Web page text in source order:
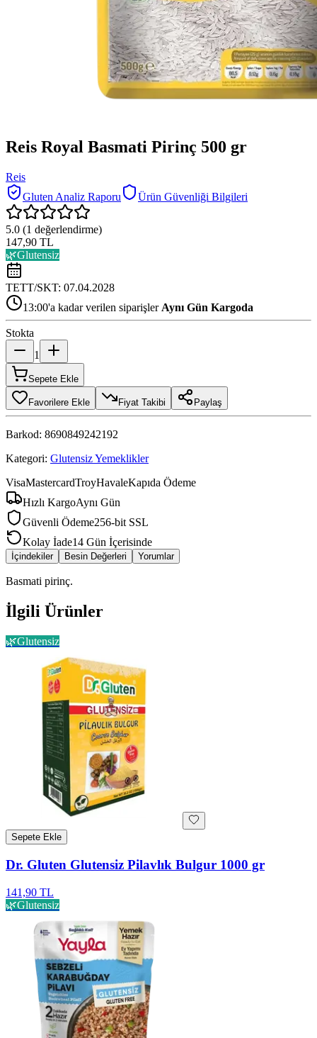
Reis Royal Basmati Pirinç 500 gr
Reis
Gluten Analiz Raporu
Ürün Güvenliği Bilgileri
5.0 (1 değerlendirme)
147,90 TL
🌿Glutensiz
TETT/SKT: 07.04.2028
13:00'a kadar verilen siparişler Aynı Gün Kargoda
Stokta
1
Sepete Ekle
Favorilere Ekle Fiyat Takibi Paylaş
Barkod: 8690849242192
Kategori: Glutensiz Yemeklikler
VisaMastercardTroyHavaleKapıda Ödeme
Hızlı KargoAynı Gün
Güvenli Ödeme256-bit SSL
Kolay İade14 Gün İçerisinde
İçindekiler Besin Değerleri Yorumlar
Basmati pirinç.
İlgili Ürünler
🌿Glutensiz
Sepete Ekle
Dr. Gluten Glutensiz Pilavlık Bulgur 1000 gr
141,90 TL
🌿Glutensiz